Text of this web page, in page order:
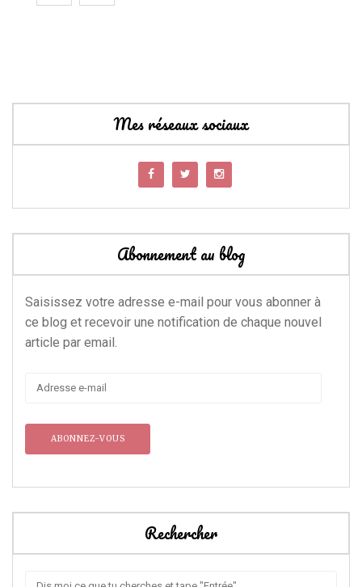
Mes réseaux sociaux
Abonnement au blog
Saisissez votre adresse e-mail pour vous abonner à
ce blog et recevoir une notification de chaque nouvel
article par email.
Adresse
mail
Rechercher